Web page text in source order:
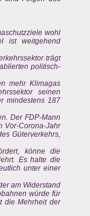
wohl
ist weitgehend
trägt
politisch-
mehr Klimagas
seinen
mindestens 187
Der FDP-Mann
Vor-Corona-Jahr
Güterverkehrs,
könne die
Es halte die
unter einer
am Widerstand
würde für
die Mehrheit der